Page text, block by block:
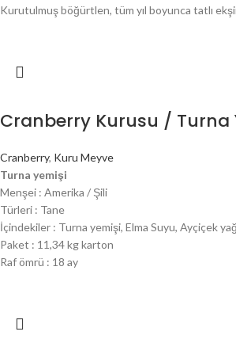
Kurutulmuş böğürtlen, tüm yıl boyunca tatlı
Cranberry Kurusu / Turna
Cranberry, Kuru Meyve
Turna yemişi
Menşei : Amerika / Şili
Türleri : Tane
İçindekiler : Turna yemişi, Elma Suyu, Ayçiçek
Paket : 11,34 kg karton
Raf ömrü : 18 ay